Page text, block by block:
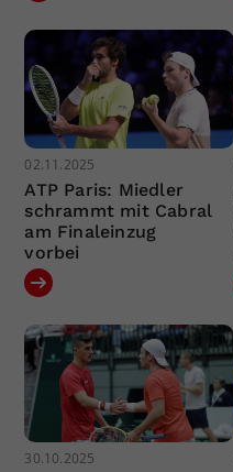
02.11.2025
ATP Paris: Miedler
schrammt mit Cabral
am Finaleinzug
vorbei
30.10.2025